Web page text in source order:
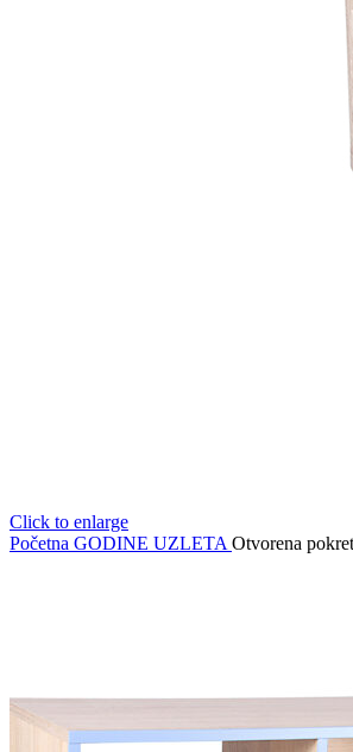
Click to enlarge
Početna GODINE UZLETA Otvorena